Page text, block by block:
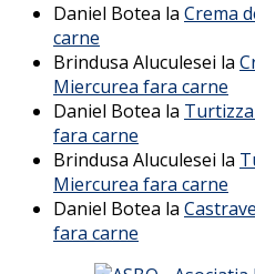
Daniel Botea la Crema
carne
Brindusa Aluculesei la
Miercurea fara carne
Daniel Botea la
fara carne
Brindusa Aluculesei la
Miercurea fara carne
Daniel Botea la
fara carne